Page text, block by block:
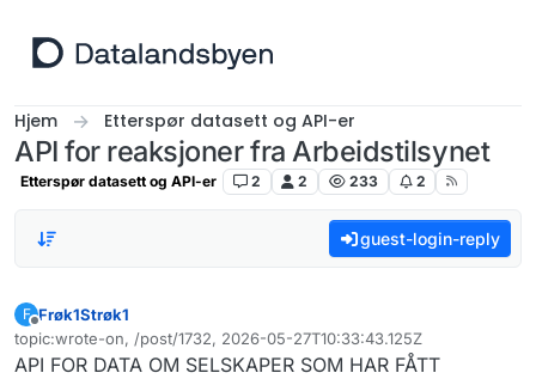
Hjem Etterspør datasett og API-er
API for reaksjoner fra Arbeidstilsynet
Etterspør datasett og API-er 2 2 233 2
guest-login-reply
F
Frakoblet
Frøk1Strøk1
topic:wrote-on, /post/1732, 2026-05-27T10:33:43.125Z
Sist endret av
API FOR DATA OM SELSKAPER SOM HAR FÅTT